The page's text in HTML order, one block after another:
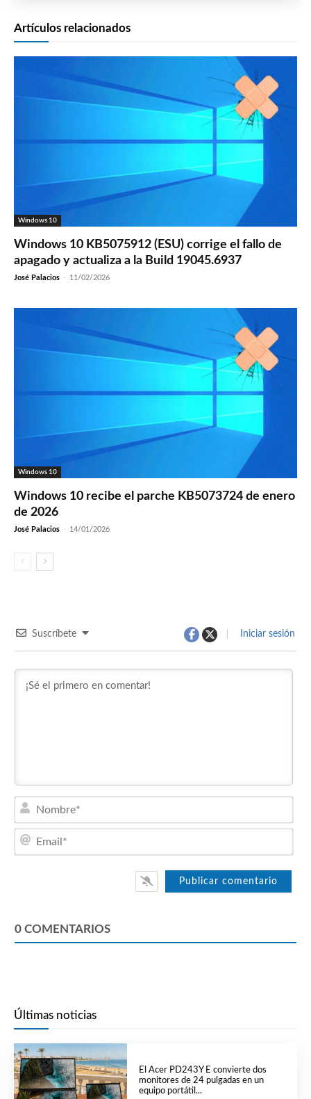
Artículos relacionados
Windows 10
Windows 10 KB5075912 (ESU) corrige el fallo de
apagado y actualiza a la Build 19045.6937
José Palacios - 11/02/2026
Windows 10
Windows 10 recibe el parche KB5073724 de enero
de 2026
José Palacios - 14/01/2026
Suscríbete Iniciar sesión
0 COMENTARIOS
Últimas noticias
El Acer PD243Y E convierte dos
monitores de 24 pulgadas en un
equipo portátil...